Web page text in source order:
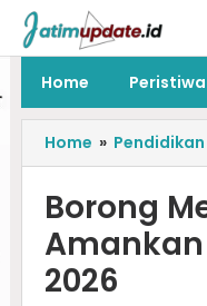
Home Peristiwa
Home » Pendidikan
Borong
Amankan
2026